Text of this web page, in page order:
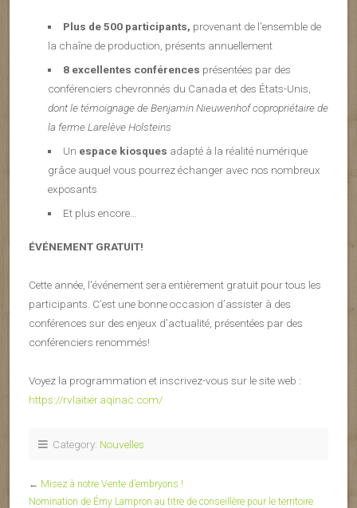
Plus de 500 participants, provenant de l’ensemble de
la chaîne de production, présents annuellement
8 excellentes conférences présentées par des
conférenciers chevronnés du Canada et des États-Unis,
dont le témoignage de Benjamin Nieuwenhof copropriétaire de
la ferme Larelève Holsteins
Un espace kiosques adapté à la réalité numérique
grâce auquel vous pourrez échanger avec nos nombreux
exposants
Et plus encore…
ÉVÉNEMENT GRATUIT!
Cette année, l’événement sera entièrement gratuit pour tous les
participants. C’est une bonne occasion d’assister à des
conférences sur des enjeux d’actualité, présentées par des
conférenciers renommés!
Voyez la programmation et inscrivez-vous sur le site web :
https://rvlaitier.aqinac.com/
Category: Nouvelles
← Misez à notre Vente d’embryons !
Nomination de Émy Lampron au titre de conseillère pour le territoire